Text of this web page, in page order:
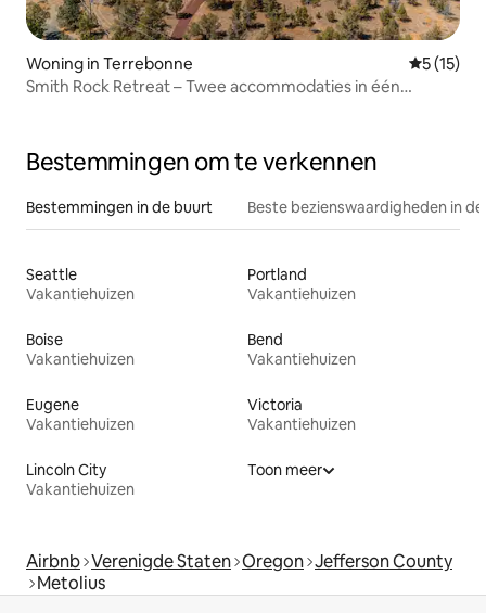
Woning in Terrebonne
5 (15)
Smith Rock Retreat – Twee accommodaties in één
Bestemmingen om te verkennen
Bestemmingen in de buurt Beste bezienswaardigheden in
Seattle
Vakantiehuizen
Portland
Vakantiehuizen
Boise
Vakantiehuizen
Bend
Vakantiehuizen
Eugene
Vakantiehuizen
Victoria
Vakantiehuizen
Lincoln City
Vakantiehuizen
Toon meer
Airbnb Verenigde Staten Oregon Jefferson County
Metolius